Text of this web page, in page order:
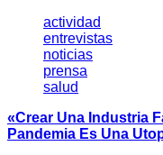
actividad
entrevistas
noticias
prensa
salud
«Crear Una Industria
Pandemia Es Una